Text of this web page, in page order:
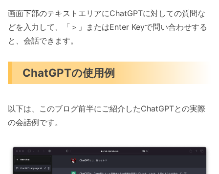
画面下部のテキストエリアにChatGPTに対しての質問な
どを入力して、「＞」またはEnter Keyで問い合わせする
と、会話できます。
ChatGPTの使用例
以下は、このブログ前半にご紹介したChatGPTとの実際
の会話例です。